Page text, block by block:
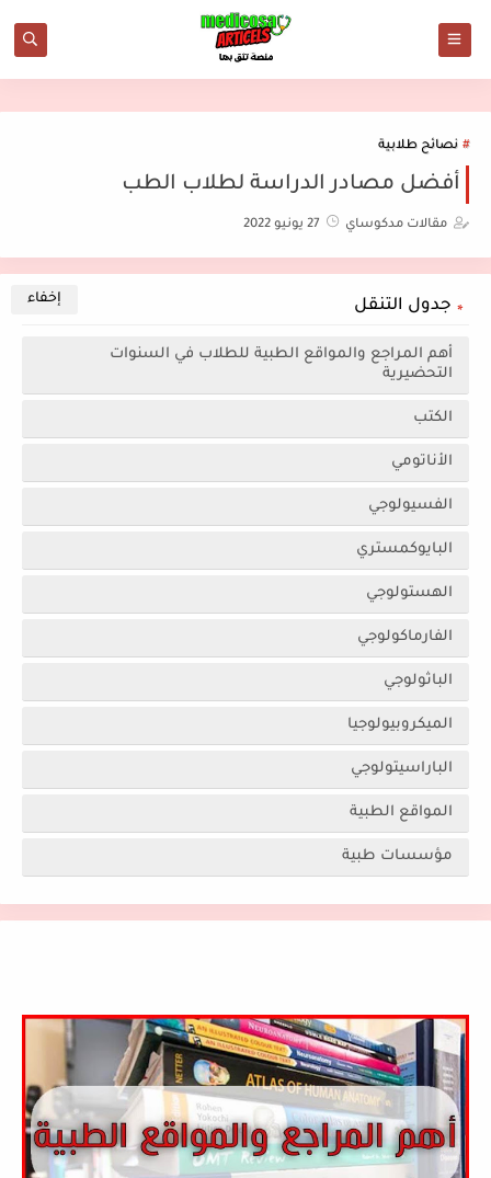
نصائح طلابية
أفضل مصادر الدراسة لطلاب الطب
مقالات مدكوساي 27 يونيو 2022
جدول التنقل
أهم المراجع والمواقع الطبية للطلاب في السنوات
التحضيرية
الكتب
الأناتومي
الفسيولوجي
البايوكمستري
الهستولوجي
الفارماكولوجي
الباثولوجي
الميكروبيولوجيا
الباراسيتولوجي
المواقع الطبية
مؤسسات طبية